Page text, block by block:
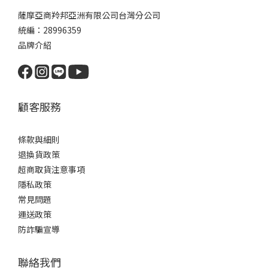
薩摩亞商羚邦亞洲有限公司台灣分公司
統編：28996359
品牌介紹
顧客服務
條款與細則
退換貨政策
超商取貨注意事項
隱私政策
常見問題
運送政策
防詐騙宣導
聯絡我們